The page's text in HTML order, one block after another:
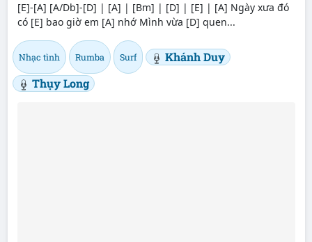
[E]-[A] [A/Db]-[D] | [A] | [Bm] | [D] | [E] | [A] Ngày xưa đó
có [E] bao giờ em [A] nhớ Mình vừa [D] quen...
Nhạc tình Rumba Surf
Khánh Duy
Thụy Long